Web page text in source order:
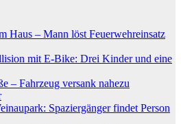
Haus – Mann löst Feuerwehreinsatz
mit E-Bike: Drei Kinder und eine
– Fahrzeug versank nahezu
Spaziergänger findet Person